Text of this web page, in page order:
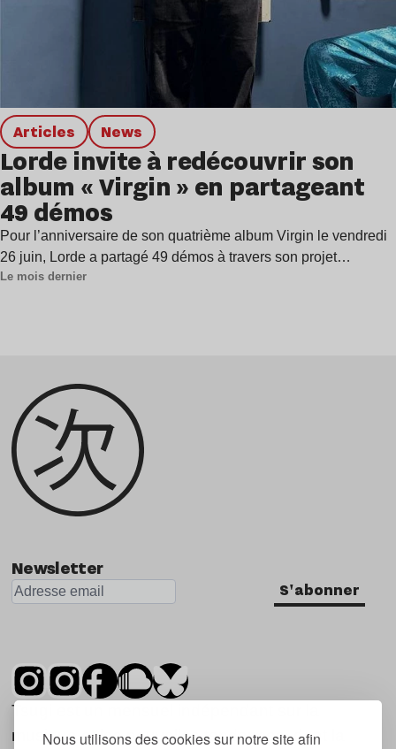
Nous utilisons des cookies sur notre site afin
Articles news
Lorde invite à redécouvrir son
album « Virgin » en partageant
49 démos
Pour l’anniversaire de son quatrième album Virgin le vendredi
26 juin, Lorde a partagé 49 démos à travers son projet…
Le mois dernier
Newsletter
S'abonner
Tsugi est un mensuel indépendant sur la
musique et les nouvelles tendances, dont la